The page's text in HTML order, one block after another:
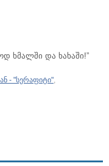
ხმალში და ხახაში!”
- "სერაფიტი",